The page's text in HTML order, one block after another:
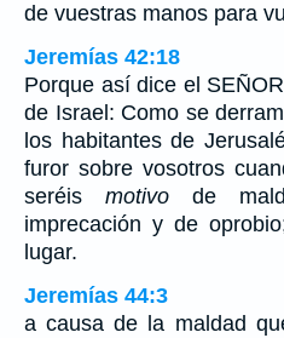
de vuestras manos para
Jeremías 42:18
Porque así dice el
de Israel: Como se
los habitantes de
furor sobre vosotros
seréis motivo de
imprecación y de
lugar.
Jeremías 44:3
a causa de la maldad